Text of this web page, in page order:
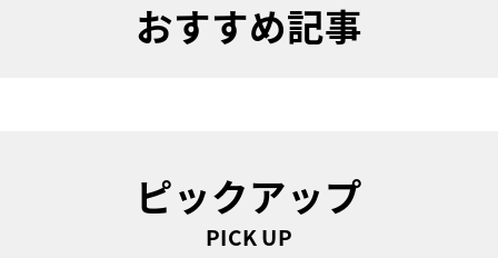
おすすめ記事
ピックアップ
PICK UP